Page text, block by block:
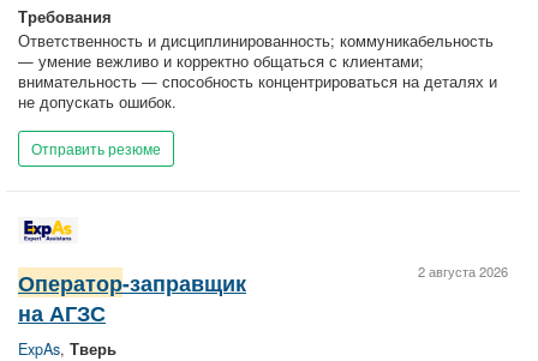
Требования
Ответственность и дисциплинированность; коммуникабельность
— умение вежливо и корректно общаться с клиентами;
внимательность — способность концентрироваться на деталях и
не допускать ошибок.
Отправить резюме
2 августа 2026
Оператор-заправщик
на АГЗС
ExpAs, Тверь